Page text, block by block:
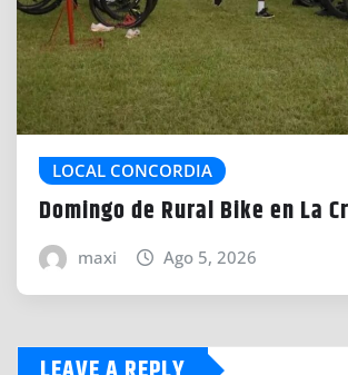
LOCAL CONCORDIA
Domingo de Rural Bike en La
maxi Ago 5, 2026